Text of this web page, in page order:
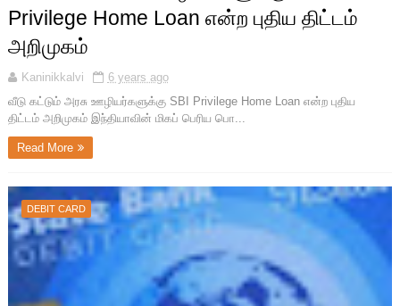
Privilege Home Loan என்ற புதிய திட்டம்
அறிமுகம்
Kaninikkalvi
6 years ago
வீடு கட்டும் அரசு ஊழியர்களுக்கு SBI Privilege Home Loan என்ற புதிய
திட்டம் அறிமுகம் இந்தியாவின் மிகப் பெரிய பொ...
Read More
DEBIT CARD